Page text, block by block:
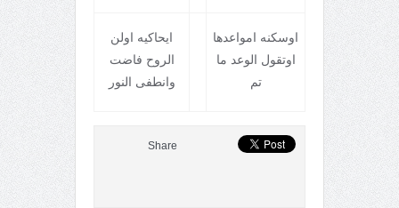
اوسکنه امواعدها
اوتقول الوعد ما
تم
ايحاکيه اولن
الروح فاضت
وانطفی النور
Share